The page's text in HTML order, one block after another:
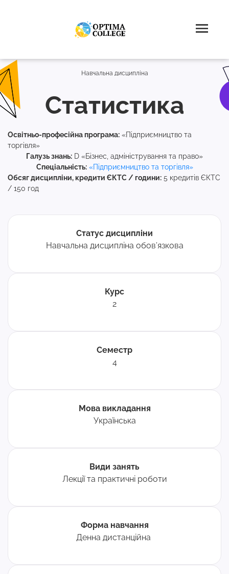
Навчальна дисципліна
Статистика
Освітньо-професійна програма: «Підприємництво та
торгівля»
Галузь знань: D «Бізнес, адміністрування та право»
Спеціальність: «Підприємництво та торгівля»
Обсяг дисципліни, кредити ЄКТС / години: 5 кредитів ЄКТС
/ 150 год
Статус дисципліни
Навчальна дисципліна обов’язкова
Курс
2
Семестр
4
Мова викладання
Українська
Види занять
Лекції та практичні роботи
Форма навчання
Денна дистанційна